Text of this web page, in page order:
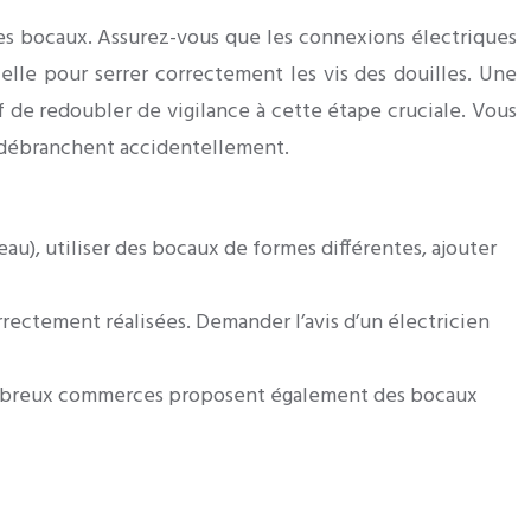
bocaux. Assurez-vous que les connexions électriques
pour serrer correctement les vis des douilles. Une
redoubler de vigilance à cette étape cruciale. Vous
accidentellement.
utiliser des bocaux de formes différentes, ajouter
réalisées. Demander l’avis d’un électricien
commerces proposent également des bocaux